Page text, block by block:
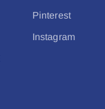
Pinterest
Instagram